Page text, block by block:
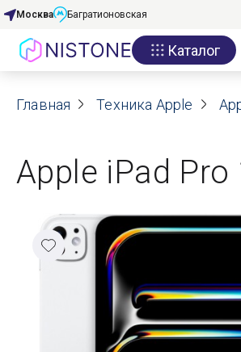
Акции
О нас
Реквизиты
Контакты
Гарантия
Москва Багратионовская
Каталог
Главная Техника Apple
Apple iPad Pro